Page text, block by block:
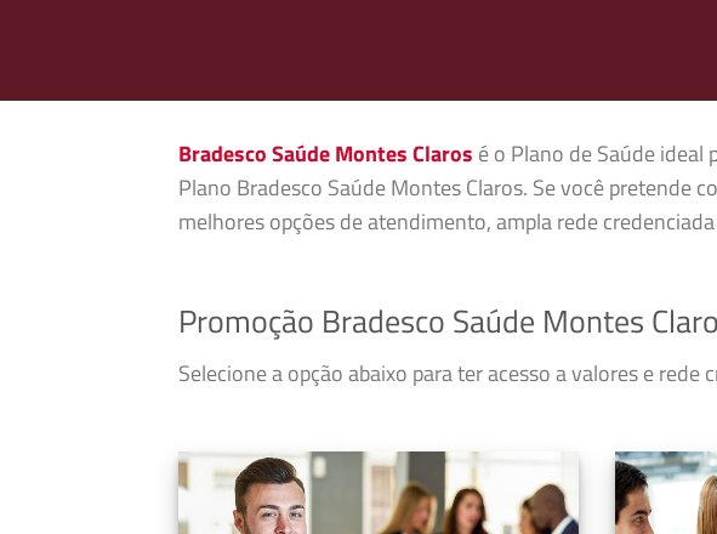
Bradesco Saúde Montes Claros é o Plano de Saúde ideal
Plano Bradesco Saúde Montes Claros. Se você pretende
melhores opções de atendimento, ampla rede
Promoção Bradesco Saúde Montes
Selecione a opção abaixo para ter acesso a valores e